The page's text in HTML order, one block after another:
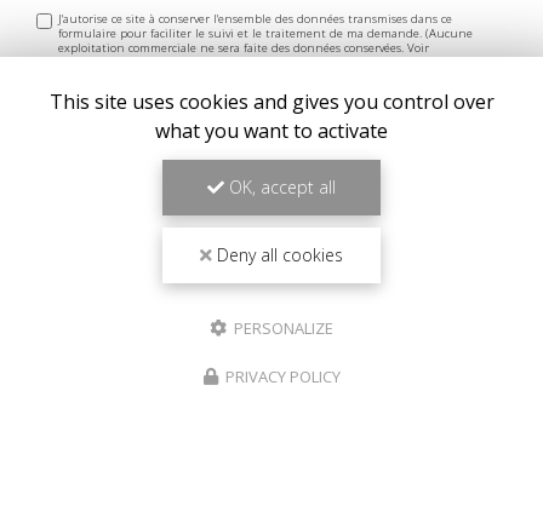
J'autorise ce site à conserver l'ensemble des données transmises dans ce
formulaire pour faciliter le suivi et le traitement de ma demande.(Aucune
exploitation commerciale ne sera faite des données conservées. Voir
This site uses cookies and gives you control over
what you want to activate
OK, accept all
Deny all cookies
PERSONALIZE
PRIVACY POLICY